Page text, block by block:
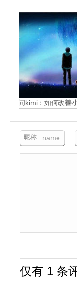
问kimi：如何改善
昵称
仅有 1 条